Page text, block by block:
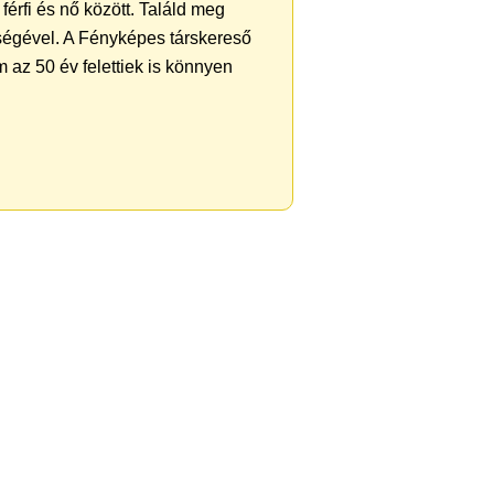
és nő között. Találd meg
A Fényképes társkereső
az 50 év felettiek is könnyen